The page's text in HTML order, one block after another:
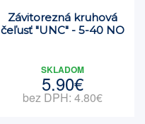
Závitorezná kruhová
čeľusť "UNC" - 5-40 NO
SKLADOM
5.90€
bez DPH: 4.80€